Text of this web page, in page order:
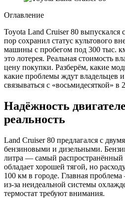
Оглавление
Toyota Land Cruiser 80 выпускался
пор сохранил статус культового
машины с пробегом под 300 тыс.
это лотерея. Реальная стоимость
цену покупки. Разберём, какие
какие проблемы ждут владельцев
связываться с «восьмидесяткой» в
Надёжность
реальность
Land Cruiser 80 предлагался с
бензиновыми и дизельными.
литра — самый
обладает хорошей тягой, но
100 км в городе. Главная
из-за неидеальной системы
термостат требуют внимания.